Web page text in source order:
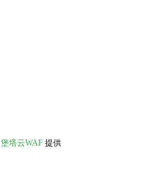
堡塔云WAF 提供